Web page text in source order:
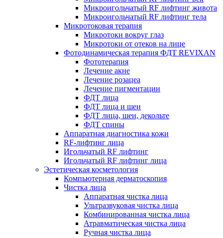
Микроигольчатый RF лифтинг живота
Микроигольчатый RF лифтинг тела
Микротоковая терапия
Микротоки вокруг глаз
Микротоки от отеков на лице
Фотодинамическая терапия ФДТ REVIXAN
Фототерапия
Лечение акне
Лечение розацеа
Лечение пигментации
ФДТ лица
ФДТ лица и шеи
ФДТ лица, шеи, декольте
ФДТ спины
Аппаратная диагностика кожи
RF-лифтинг лица
Игольчатый RF лифтинг
Игольчатый RF лифтинг лица
Эстетическая косметология
Компьютерная дерматоскопия
Чистка лица
Аппаратная чистка лица
Ультразвуковая чистка лица
Комбинированная чистка лица
Атравматическая чистка лица
Ручная чистка лица